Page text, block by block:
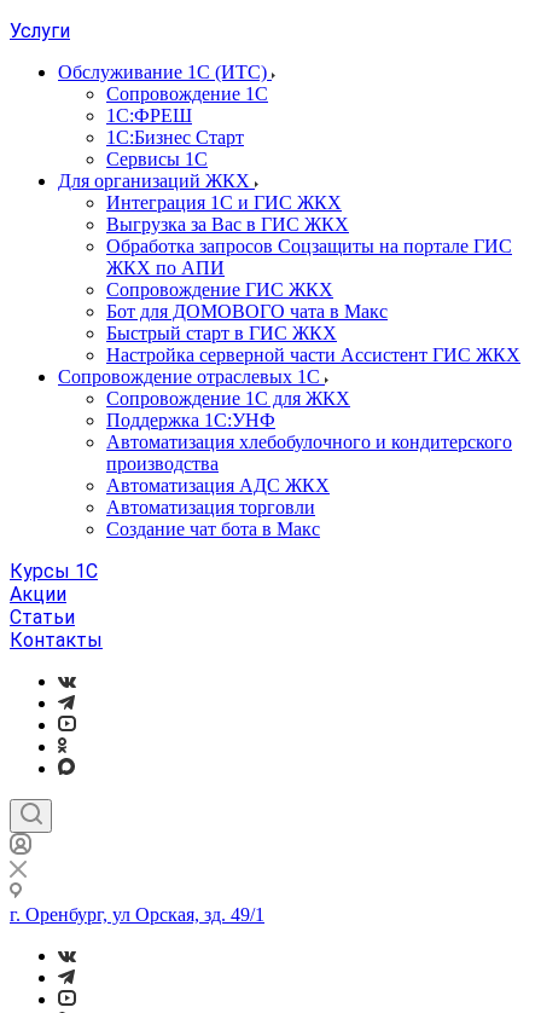
Услуги
Обслуживание 1С (ИТС)
Сопровождение 1С
1С:ФРЕШ
1С:Бизнес Старт
Сервисы 1С
Для организаций ЖКХ
Интеграция 1С и ГИС ЖКХ
Выгрузка за Вас в ГИС ЖКХ
Обработка запросов Соцзащиты на портале ГИС
ЖКХ по АПИ
Сопровождение ГИС ЖКХ
Бот для ДОМОВОГО чата в Макс
Быстрый старт в ГИС ЖКХ
Настройка серверной части Ассистент ГИС ЖКХ
Сопровождение отраслевых 1С
Сопровождение 1С для ЖКХ
Поддержка 1С:УНФ
Автоматизация хлебобулочного и кондитерского
производства
Автоматизация АДС ЖКХ
Автоматизация торговли
Создание чат бота в Макс
Курсы 1С
Акции
Статьи
Контакты
г. Оренбург, ул Орская, зд. 49/1